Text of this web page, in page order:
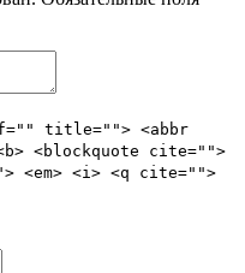
title=""> <abbr
<blockquote cite="">
<em> <i> <q cite="">